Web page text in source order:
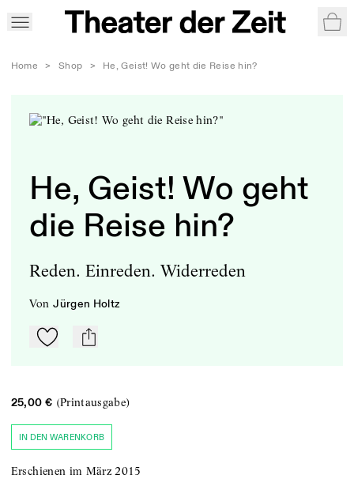
Home > Shop > He, Geist! Wo geht die Reise hin?
He, Geist! Wo geht
die Reise hin?
Reden. Einreden. Widerreden
von Jürgen Holtz
Zu Mein-TdZ hinzufügen
mail
25,00 € (Printausgabe)
IN DEN WARENKORB
Erschienen im März 2015